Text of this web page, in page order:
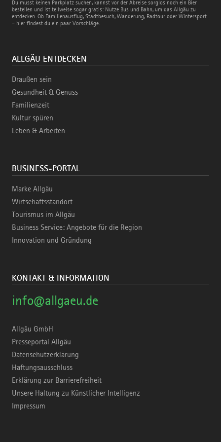
Du musst keinen Parkplatz suchen, kannst vor der Abreise sorglos noch ein Bier
bestellen und ist teilweise sogar gratis: Nutze Bus und Bahn, um das Allgäu zu
entdecken. Ob Familienausflug, Stadtbesuch, Wanderung, Radtour oder Wintersport
– hier findest du ein paar Vorschläge.
und
Bahn
ALLGÄU ENTDECKEN
Draußen sein
Gesundheit & Genuss
Familienzeit
Kultur spüren
Leben & Arbeiten
BUSINESS-PORTAL
Marke Allgäu
Wirtschaftsstandort
Tourismus im Allgäu
Business Service: Angebote für die Region
Innovation und Gründung
KONTAKT & INFORMATION
info@allgaeu.de
Allgäu GmbH
Presseportal Allgäu
Datenschutzerklärung
Haftungsausschluss
Erklärung zur Barrierefreiheit
Unsere Haltung zu Künstlicher Intelligenz
Impressum